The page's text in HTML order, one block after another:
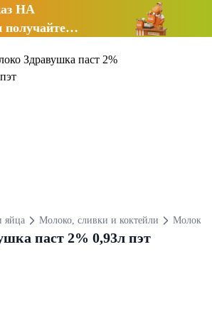
НА
яйца Молоко, сливки и коктейли Молоко
паст 2% 0,93л пэт